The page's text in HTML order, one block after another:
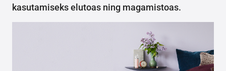
kasutamiseks elutoas ning magamistoas.